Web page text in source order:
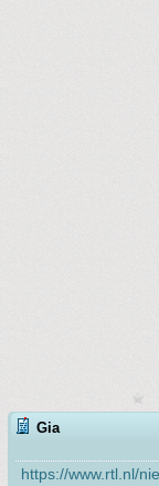
Gia
https://www.rtl.nl/